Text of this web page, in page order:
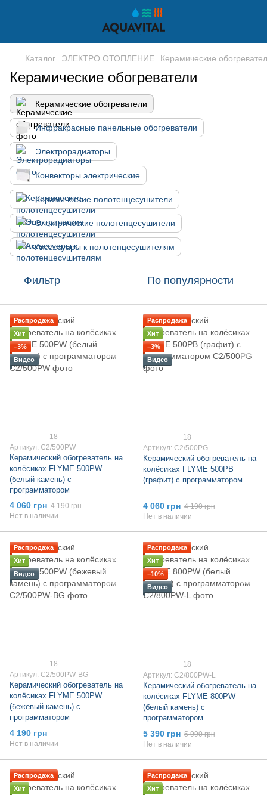
Каталог ЭЛЕКТРО ОТОПЛЕНИЕ Керамические
Керамические обогреватели
Керамические обогреватели
Инфракрасные панельные обогреватели
Электрорадиаторы
Конвекторы электрические
Керамические полотенцесушители
Электрические полотенцесушители
Аксессуары к полотенцесушителям
Фильтр По популярности
Распродажа
Хит
−3%
Видео
18
Артикул: C2/500PW
Керамический обогреватель на
колёсиках FLYME 500PW
(белый камень) c
программатором
4 060 грн 4 190 грн
Нет в наличии
Распродажа
Хит
−3%
Видео
18
Артикул: C2/500PG
Керамический обогреватель на
колёсиках FLYME 500PB
(графит) c программатором
4 060 грн 4 190 грн
Нет в наличии
Распродажа
Хит
Видео
18
Артикул: C2/500PW-BG
Керамический обогреватель на
колёсиках FLYME 500PW
(бежевый камень) c
программатором
4 190 грн
Нет в наличии
Распродажа
Хит
−10%
Видео
18
Артикул: C2/800PW-L
Керамический обогреватель на
колёсиках FLYME 800PW
(белый камень) c
программатором
5 390 грн 5 990 грн
Нет в наличии
Распродажа
Хит
Распродажа
Хит